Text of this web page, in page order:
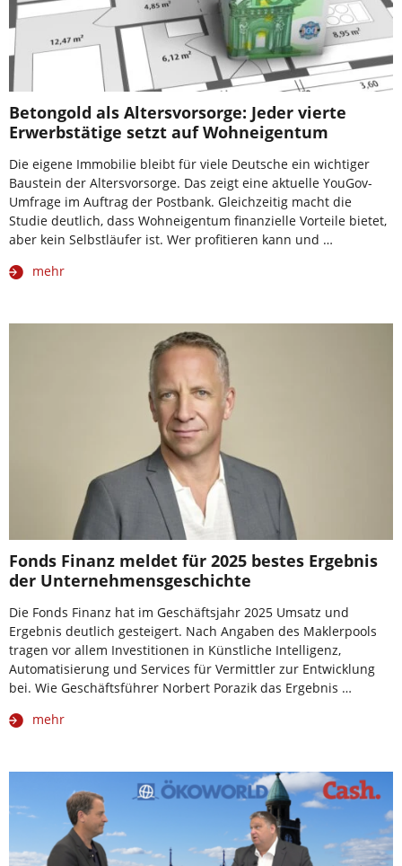
Betongold als Altersvorsorge: Jeder vierte
Erwerbstätige setzt auf Wohneigentum
Die eigene Immobilie bleibt für viele Deutsche ein wichtiger
Baustein der Altersvorsorge. Das zeigt eine aktuelle YouGov-
Umfrage im Auftrag der Postbank. Gleichzeitig macht die
Studie deutlich, dass Wohneigentum finanzielle Vorteile bietet,
aber kein Selbstläufer ist. Wer profitieren kann und …
mehr
Fonds Finanz meldet für 2025 bestes Ergebnis
der Unternehmensgeschichte
Die Fonds Finanz hat im Geschäftsjahr 2025 Umsatz und
Ergebnis deutlich gesteigert. Nach Angaben des Maklerpools
tragen vor allem Investitionen in Künstliche Intelligenz,
Automatisierung und Services für Vermittler zur Entwicklung
bei. Wie Geschäftsführer Norbert Porazik das Ergebnis …
mehr